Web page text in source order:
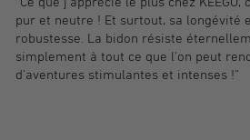
pur et neutre ! Et surtout, sa longévité
robustesse. La bidon résiste
simplement à tout ce que l'on peut
d'aventures stimulantes et intenses !"